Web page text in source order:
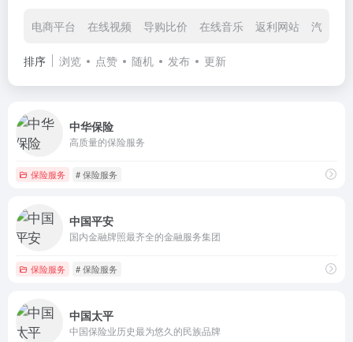
电商平台 在线视频 导购比价 在线音乐 返利网站 汽车社
排序 浏览 点赞 随机 发布 更新
中华保险
高质量的保险服务
保险服务 # 保险服务
中国平安
国内金融牌照最齐全的金融服务集团
保险服务 # 保险服务
中国太平
中国保险业历史最为悠久的民族品牌